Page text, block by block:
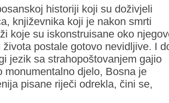
historiji koji su doživjeli
književnika koji je nakon smrti
koje su iskonstruisane oko
postale gotovo nevidljive. I
jezik sa strahopoštovanjem gajio
djelo, Bosna je
pisane riječi odrekla, čini se,